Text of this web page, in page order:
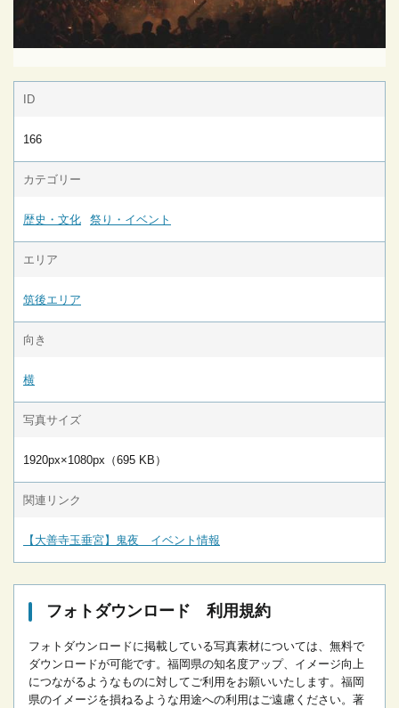
ID
166
カテゴリー
歴史・文化 祭り・イベント
エリア
筑後エリア
向き
横
写真サイズ
1920px×1080px（695 KB）
関連リンク
【大善寺玉垂宮】鬼夜 イベント情報
フォトダウンロード 利用規約
フォトダウンロードに掲載している写真素材については、無料で
ダウンロードが可能です。 福岡県の知名度アップ、イメージ向上
につながるようなものに対してご利用をお願いいたします。 福岡
県のイメージを損ねるような用途への利用はご遠慮ください。 著